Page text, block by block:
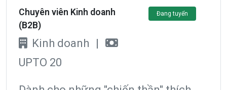
Chuyên viên Kinh doanh
(B2B)
Kinh doanh
|
UPTO 20
Đang tuyển